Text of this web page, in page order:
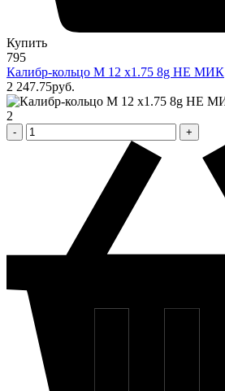
Купить
795
Калибр-кольцо М 12 х1.75 8g НЕ МИК
2 247.75pуб.
2